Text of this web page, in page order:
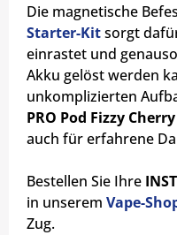
Die magnetische
Starter-Kitsorgt
einrastet und
Akku gelöst werden
unkomplizierten
PRO Pod Fizzy Cherry
auch für erfahrene
Bestellen Sie Ihre
in unserem Vape-
Zug.